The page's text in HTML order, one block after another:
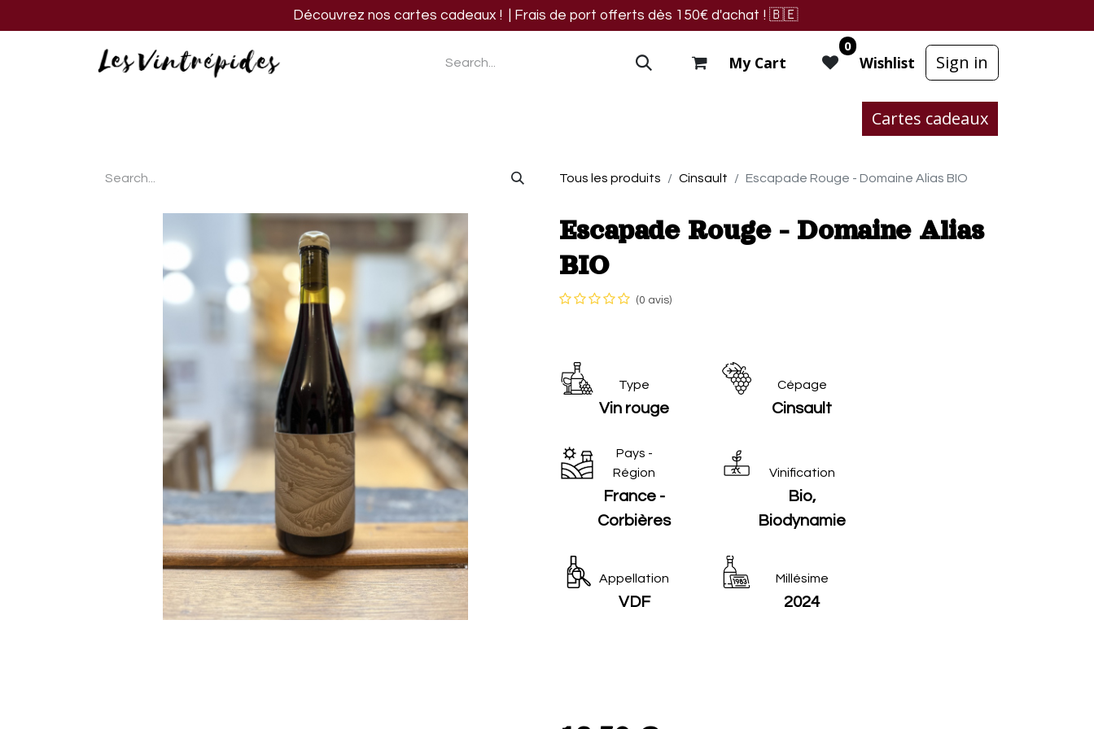
Découvrez nos cartes cadeaux ! | Frais de port offerts dès 150€ d'achat ! 🇧🇪
My Cart
0
Wishlist Sign in
Cartes cadeaux
Tous les produits Cinsault Escapade Rouge - Domaine Alias BIO
Escapade Rouge - Domaine Alias
BIO
(0 avis)
Type Cépage
Vin rouge Cinsault
Pays -
Région
Vinification
France -
Corbières
Bio,
Biodynamie
Appellation Millésime
VDF 2024